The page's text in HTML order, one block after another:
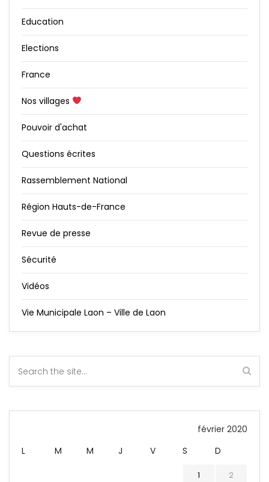
Education
Elections
France
Nos villages
Pouvoir d'achat
Questions écrites
Rassemblement National
Région Hauts-de-France
Revue de presse
Sécurité
Vidéos
Vie Municipale Laon – Ville de Laon
février 2020
L
M M J V S D
1 2